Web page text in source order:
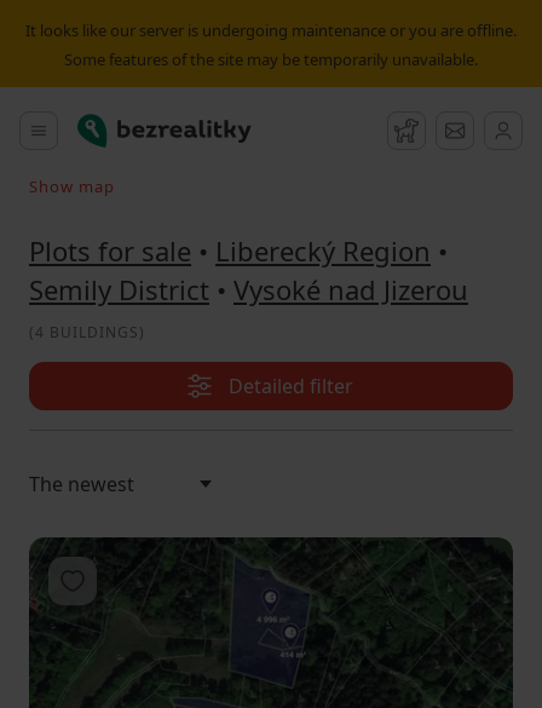
It looks like our server is undergoing maintenance or you are offline.
Some features of the site may be temporarily unavailable.
Main menu
Bezrealitky Watchdog
Search on the map
Show map
Plots for sale • Liberecký Region •
Semily District • Vysoké nad Jizerou
(4 BUILDINGS)
Detailed filter
Add to favorites